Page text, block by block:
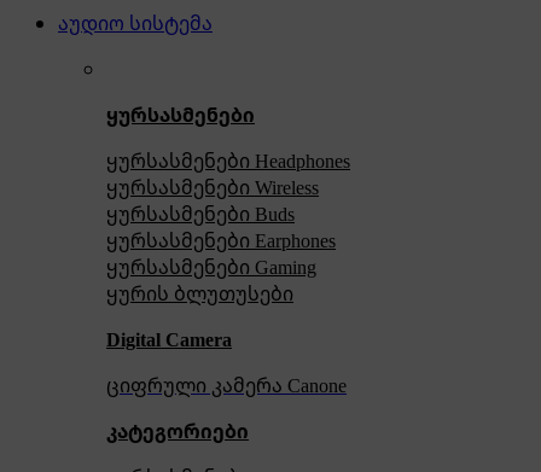
აუდიო სისტემა
ყურსასმენები
ყურსასმენები Headphones
ყურსასმენები Wireless
ყურსასმენები Buds
ყურსასმენები Earphones
ყურსასმენები Gaming
ყურის ბლუთუსები
Digital Camera
ციფრული კამერა Сanone
კატეგორიები